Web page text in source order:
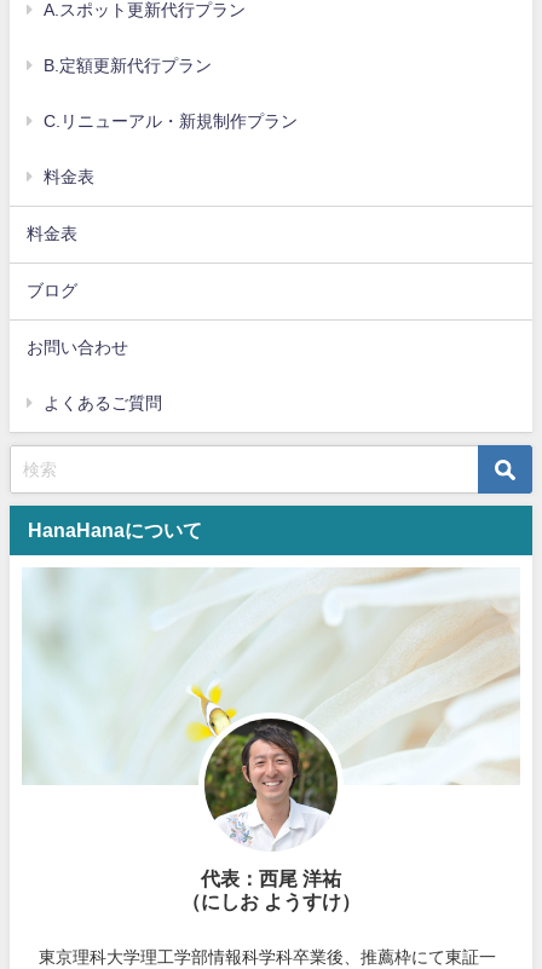
A.スポット更新代行プラン
B.定額更新代行プラン
C.リニューアル・新規制作プラン
料金表
料金表
ブログ
お問い合わせ
よくあるご質問
HanaHanaについて
代表：西尾 洋祐
（にしお ようすけ）
東京理科大学理工学部情報科学科卒業後、推薦枠にて東証一